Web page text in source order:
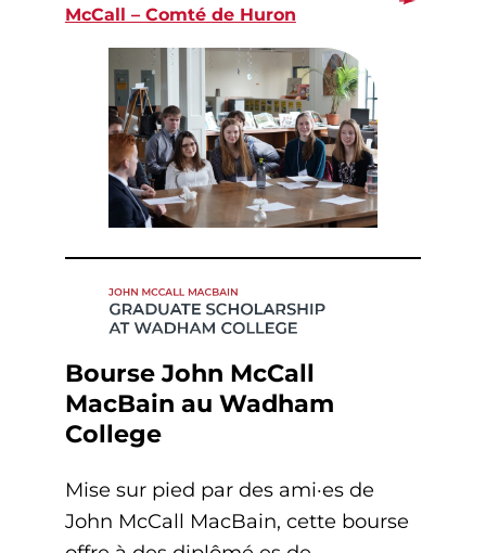
McCall – Comté de Huron
Bourse John McCall
MacBain au Wadham
College
Mise sur pied par des ami·es de
John McCall MacBain, cette bourse